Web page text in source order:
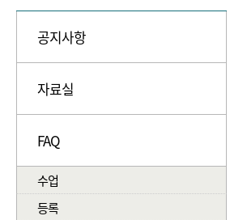
공지사항
자료실
FAQ
수업
등록